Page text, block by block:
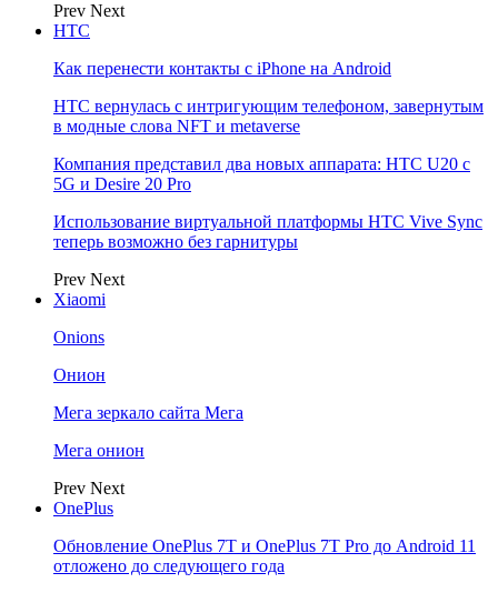
Prev Next
НТС
Как перенести контакты с iPhone на Android
HTC вернулась с интригующим телефоном, завернутым
в модные слова NFT и metaverse
Компания представил два новых аппарата: HTC U20 с
5G и Desire 20 Pro
Использование виртуальной платформы HTC Vive Sync
теперь возможно без гарнитуры
Prev Next
Xiaomi
Onions
Онион
Мега зеркало сайта Мега
Мега онион
Prev Next
OnePlus
Обновление OnePlus 7T и OnePlus 7T Pro до Android 11
отложено до следующего года